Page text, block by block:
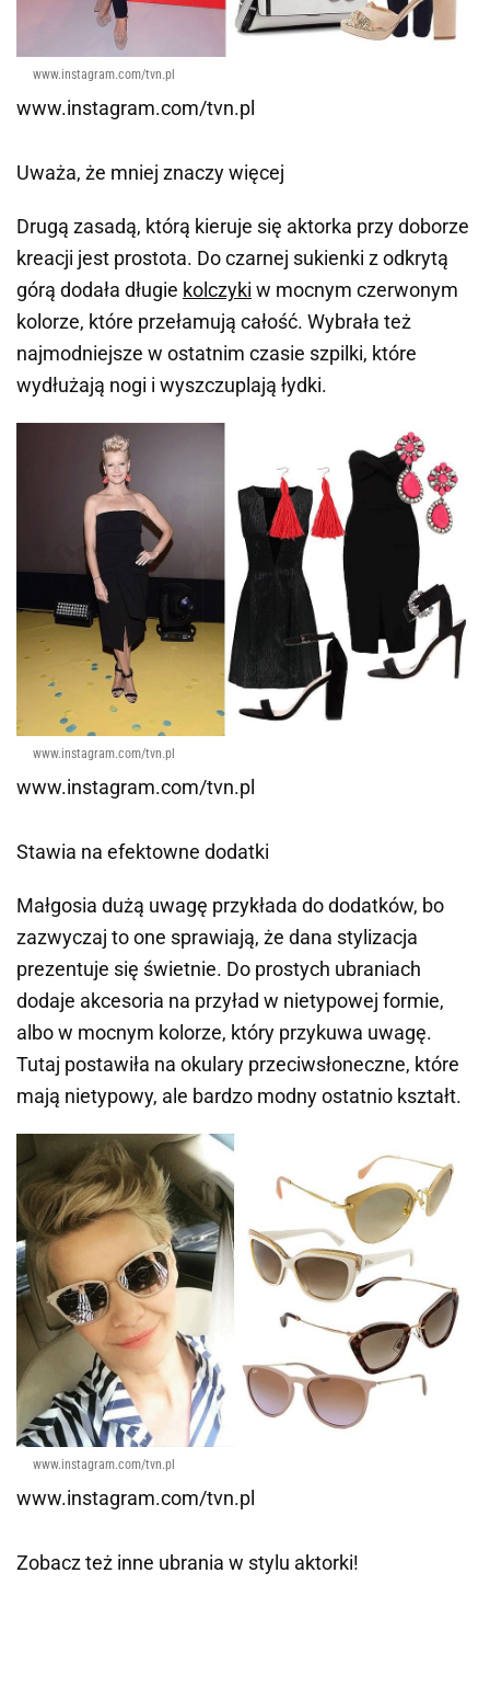
www.instagram.com/tvn.pl
www.instagram.com/tvn.pl
Uważa, że mniej znaczy więcej
Drugą zasadą, którą kieruje się aktorka przy doborze
kreacji jest prostota. Do czarnej sukienki z odkrytą
górą dodała długie kolczyki w mocnym czerwonym
kolorze, które przełamują całość. Wybrała też
najmodniejsze w ostatnim czasie szpilki, które
wydłużają nogi i wyszczuplają łydki.
www.instagram.com/tvn.pl
www.instagram.com/tvn.pl
Stawia na efektowne dodatki
Małgosia dużą uwagę przykłada do dodatków, bo
zazwyczaj to one sprawiają, że dana stylizacja
prezentuje się świetnie. Do prostych ubraniach
dodaje akcesoria na przyład w nietypowej formie,
albo w mocnym kolorze, który przykuwa uwagę.
Tutaj postawiła na okulary przeciwsłoneczne, które
mają nietypowy, ale bardzo modny ostatnio kształt.
www.instagram.com/tvn.pl
www.instagram.com/tvn.pl
Zobacz też inne ubrania w stylu aktorki!